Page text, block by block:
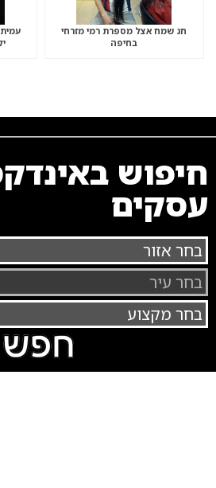
חג שמח אצל מספרת רמי מזרחי
בחיפה
חיפוש
עסקים